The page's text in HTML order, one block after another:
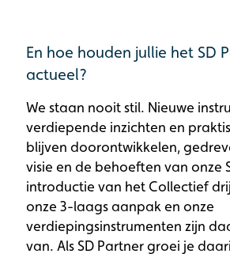
En hoe houden jullie het SD
actueel?
We staan nooit stil. Nieuwe
verdiepende inzichten en
blijven doorontwikkelen,
visie en de behoeften van onze
introductie van het Collectief
onze 3-laags aanpak en onze
verdiepingsinstrumenten zijn
van. Als SD Partner groei je